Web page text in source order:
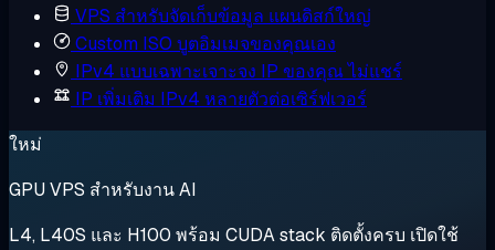
VPS สำหรับจัดเก็บข้อมูล แผนดิสก์ใหญ่
Custom ISO บูตอิมเมจของคุณเอง
IPv4 แบบเฉพาะเจาะจง IP ของคุณ ไม่แชร์
IP เพิ่มเติม IPv4 หลายตัวต่อเซิร์ฟเวอร์
ใหม่
GPU VPS สำหรับงาน AI
L4, L40S และ H100 พร้อม CUDA stack ติดตั้งครบ เปิดใช้